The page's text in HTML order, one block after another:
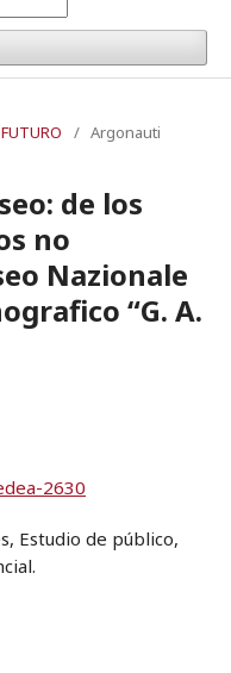
/ Argonauti
de los
no
Nazionale
“G. A.
2630
Estudio de público,